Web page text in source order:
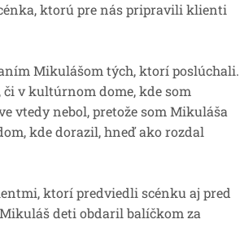
ktorú pre nás pripravili klienti
Mikulášom tých, ktorí poslúchali.
v kultúrnom dome, kde som
vtedy nebol, pretože som Mikuláša
kde dorazil, hneď ako rozdal
ktorí predviedli scénku aj pred
deti obdaril balíčkom za